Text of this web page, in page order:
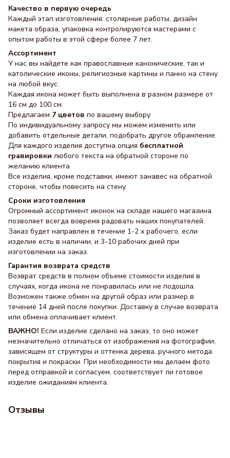
Качество в первую очередь
Каждый этап изготовления: столярные работы, дизайн
макета образа, упаковка контролируются мастерами с
опытом работы в этой сфере более 7 лет.
Ассортимент
У нас вы найдете как православные канонические, так и
католические иконы, религиозные картины и панно на стену
на любой вкус.
Каждая икона может быть выполнена в разном размере от
16 см до 100 см.
Предлагаем 7 цветов по вашему выбору
По индивидуальному запросу мы можем изменить или
добавить отдельные детали, подобрать другое обрамление.
Для каждого изделия доступна опция бесплатной
гравировки любого текста на обратной стороне по
желанию клиента
Все изделия, кроме подставки, имеют занавес на обратной
стороне, чтобы повесить на стену.
Сроки изготовления
Огромный ассортимент иконок на складе нашего магазина
позволяет всегда вовремя радовать наших покупателей.
Заказ будет направлен в течение 1-2 х рабочего, если
изделие есть в наличии, и 3-10 рабочих дней при
изготовлении на заказ.
Гарантия возврата средств
Возврат средств в полном объеме стоимости изделия в
случаях, когда икона не понравилась или не подошла.
Возможен также обмен на другой образ или размер в
течение 14 дней после покупки. Доставку в случае возврата
или обмена оплачивает клиент.
ВАЖНО! Если изделие сделано на заказ, то оно может
незначительно отличаться от изображения на фотографии,
зависящем от структуры и оттенка дерева, ручного метода
покрытия и покраски. При необходимости мы делаем фото
перед отправкой и согласуем, соответствует ли готовое
изделие ожиданиям клиента.
Отзывы